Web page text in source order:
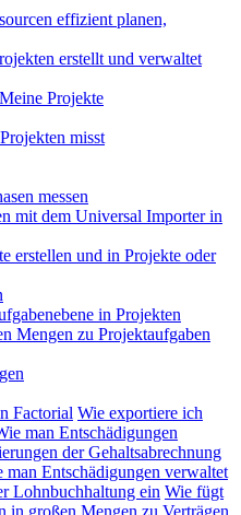
effizient planen,
erstellt und verwaltet
Projekte
misst
messen
mit dem Universal Importer in
erstellen und in Projekte oder
in Projekten
Mengen zu Projektaufgaben
Factorial Wie exportiere ich
man Entschädigungen
der Gehaltsabrechnung
man Entschädigungen verwaltet
Lohnbuchhaltung ein Wie fügt
in großen Mengen zu Verträgen